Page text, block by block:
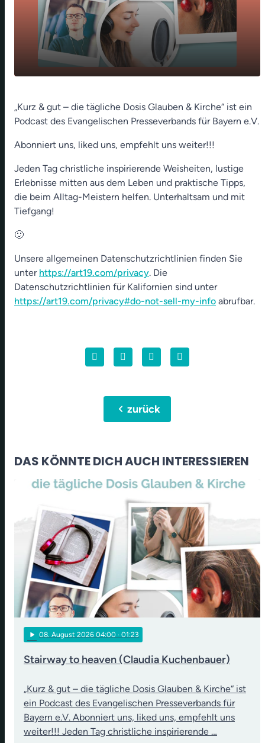
play_arrow
00:00 01:12
„Kurz & gut – die tägliche Dosis Glauben & Kirche“ ist ein
Podcast des Evangelischen Presseverbands für Bayern e.V.
Abonniert uns, liked uns, empfehlt uns weiter!!!
Jeden Tag christliche inspirierende Weisheiten, lustige
Erlebnisse mitten aus dem Leben und praktische Tipps,
die beim Alltag-Meistern helfen. Unterhaltsam und mit
Tiefgang!
🙂
Unsere allgemeinen Datenschutzrichtlinien finden Sie
unter https://art19.com/privacy. Die
Datenschutzrichtlinien für Kalifornien sind unter
https://art19.com/privacy#do-not-sell-my-info abrufbar.
chevron_leftzurück
DAS KÖNNTE DICH AUCH INTERESSIEREN
play_arrow 08. August 2026 04:00 · 01:23
Stairway to heaven (Claudia Kuchenbauer)
„Kurz & gut – die tägliche Dosis Glauben & Kirche“ ist
ein Podcast des Evangelischen Presseverbands für
Bayern e.V. Abonniert uns, liked uns, empfehlt uns
weiter!!! Jeden Tag christliche inspirierende …